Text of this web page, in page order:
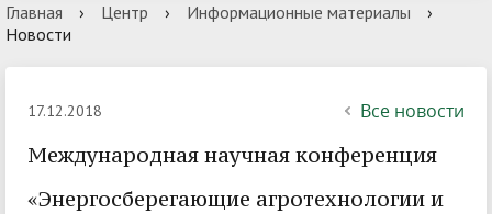
Главная › Центр › Информационные материалы
›
Новости
17.12.2018 Все новости
Международная научная конференция
«Энергосберегающие агротехнологии и